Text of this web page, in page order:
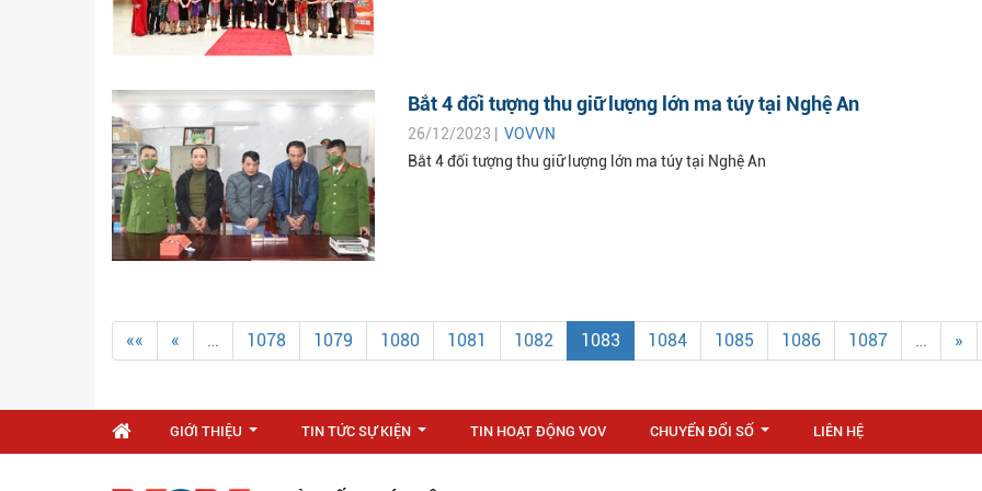
Bắt 4 đối tượng thu giữ lượng lớn ma túy tại Nghệ An
26/12/2023 | VOVVN
Bắt 4 đối tượng thu giữ lượng lớn ma túy tại Nghệ An
«« « … 1078 1079 1080 1081 1082 1083 1084 1085 1086 1087 … »
GIỚI THIỆU TIN TỨC SỰ KIỆN TIN HOẠT ĐỘNG VOV CHUYỂN ĐỔI SỐ LIÊN HỆ